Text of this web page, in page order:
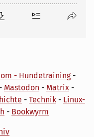
- Hundetraining-
- Mastodon - Matrix -
- Technik - Linux-
- Bookwyrm